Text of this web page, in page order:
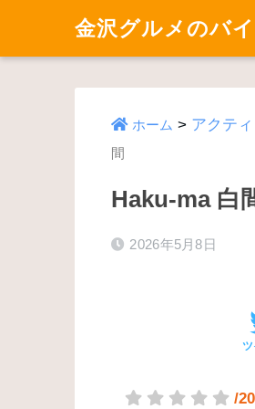
金沢グルメのバ
ホーム > アクテ
間
Haku-ma 白
2026年5月8日
ツ
/